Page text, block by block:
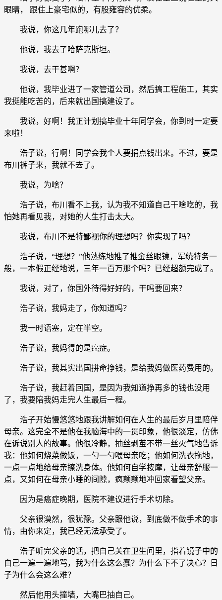
眼睛， 跟住上豪宅似的，有股雍容的优柔。
我说，你这几年跑哪儿去了？
他说，我去了哈萨克斯坦。
我说，去干甚啊？
他说，我毕业进了一家管道公司，然后搞工程施工，其实
我挺能吃苦的，后来就出国搞建设了。
我说，好啊！我正计划搞毕业十年同学会，你到时一定要
来啦！
浩子说，行啊！同学会我个人要捐点钱出来。不过，要是
布川裤子来，我就不去了。
我说，为啥？
浩子说，布川看不上我，认为我不知道自己干啥吃的，我
怕她再看见我，对她的人生打击太大。
我说，布川不是特鄙视你的理想吗？你实现了吗？
浩子说，“理想？”他熟练地推了推金丝眼镜，军统特务一
般，一本假正经地说，三年一百万那个吗？已经超额完成了。
我说，对了，你国外待得好好的，干吗要回来？
浩子说，我妈走了，你知道吗？
我一时语塞，定在半空。
浩子说，我妈得的是癌症。
浩子说，我其实出国拼命挣钱，是给我妈做医药费用的。
浩子说，我赶着回国，是因为我知道挣再多的钱也没用
了，我要陪我妈走完人生最后一程。
浩子开始慢悠悠地跟我讲解如何在人生的最后岁月里陪伴
母亲。这完全不是他在我脑海中的一贯印象，他很淡定，仿佛
在诉说别人的故事。他很冷静，抽丝剥茧不带一丝火气地告诉
我：他如何烧菜做饭，一勺一勺喂母亲吃；他如何洗衣拖地，
一点一点地给母亲擦洗身体。他如何自学按摩，让母亲舒服一
点，又如何在母亲小睡的间隙，疯颠颠地冲回家看望父亲。
因为是癌症晚期，医院不建议进行手术切除。
父亲很漠然，很犹豫。父亲跟他说，到底做不做手术的事
情，由你来定，我已经无法承受了。
浩子听完父亲的话，把自己关在卫生间里，指着镜子中的
自己一遍一遍地骂，我为什么这么蠢？为什么下不了决心？日
子为什么会这么难？
然后他用头撞墙，大嘴巴抽自己。